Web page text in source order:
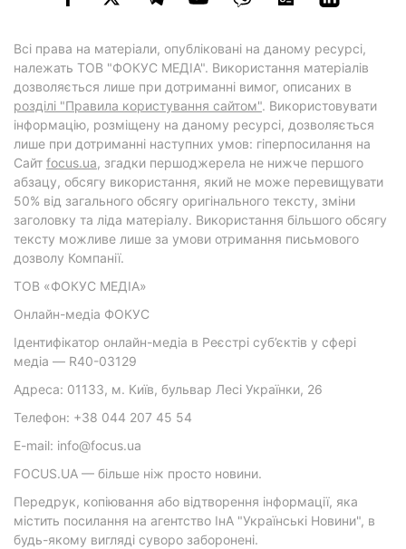
Всі права на матеріали, опубліковані на даному ресурсі,
належать ТОВ "ФОКУС МЕДІА". Використання матеріалів
дозволяється лише при дотриманні вимог, описаних в
розділі "Правила користування сайтом". Використовувати
інформацію, розміщену на даному ресурсі, дозволяється
лише при дотриманні наступних умов: гіперпосилання на
Cайт focus.ua, згадки першоджерела не нижче першого
абзацу, обсягу використання, який не може перевищувати
50% від загального обсягу оригінального тексту, зміни
заголовку та ліда матеріалу. Використання більшого обсягу
тексту можливе лише за умови отримання письмового
дозволу Компанії.
ТОВ «ФОКУС МЕДІА»
Онлайн-медіа ФОКУС
Ідентифікатор онлайн-медіа в Реєстрі суб’єктів у сфері
медіа — R40-03129
Адреса: 01133, м. Київ, бульвар Лесі Українки, 26
Телефон: +38 044 207 45 54
E-mail: info@focus.ua
FOCUS.UA — більше ніж просто новини.
Передрук, копіювання або відтворення інформації, яка
містить посилання на агентство ІнА "Українські Новини", в
будь-якому вигляді суворо заборонені.